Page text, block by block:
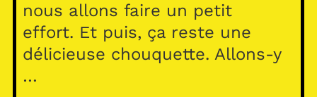
nous allons faire un petit
effort. Et puis, ça reste une
délicieuse chouquette. Allons-y
…